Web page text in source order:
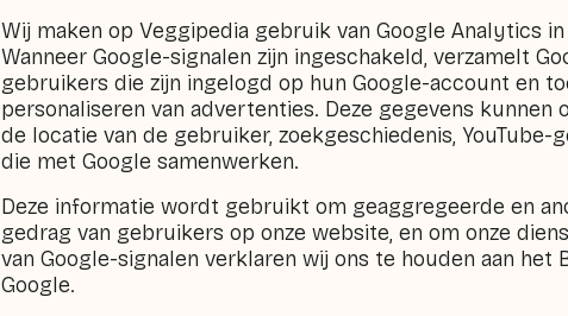
Wij maken op Veggipedia gebruik van Google Analytics
Wanneer Google-signalen zijn ingeschakeld, verzamelt
gebruikers die zijn ingelogd op hun Google-account en
personaliseren van advertenties. Deze gegevens
de locatie van de gebruiker, zoekgeschiedenis,
die met Google samenwerken.
Deze informatie wordt gebruikt om geaggregeerde en
gedrag van gebruikers op onze website, en om onze
van Google-signalen verklaren wij ons te houden aan
Google.